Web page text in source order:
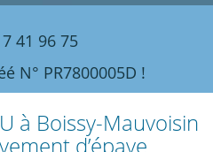
41 96 75
N° PR7800005D !
à Boissy-Mauvoisin
d’épave